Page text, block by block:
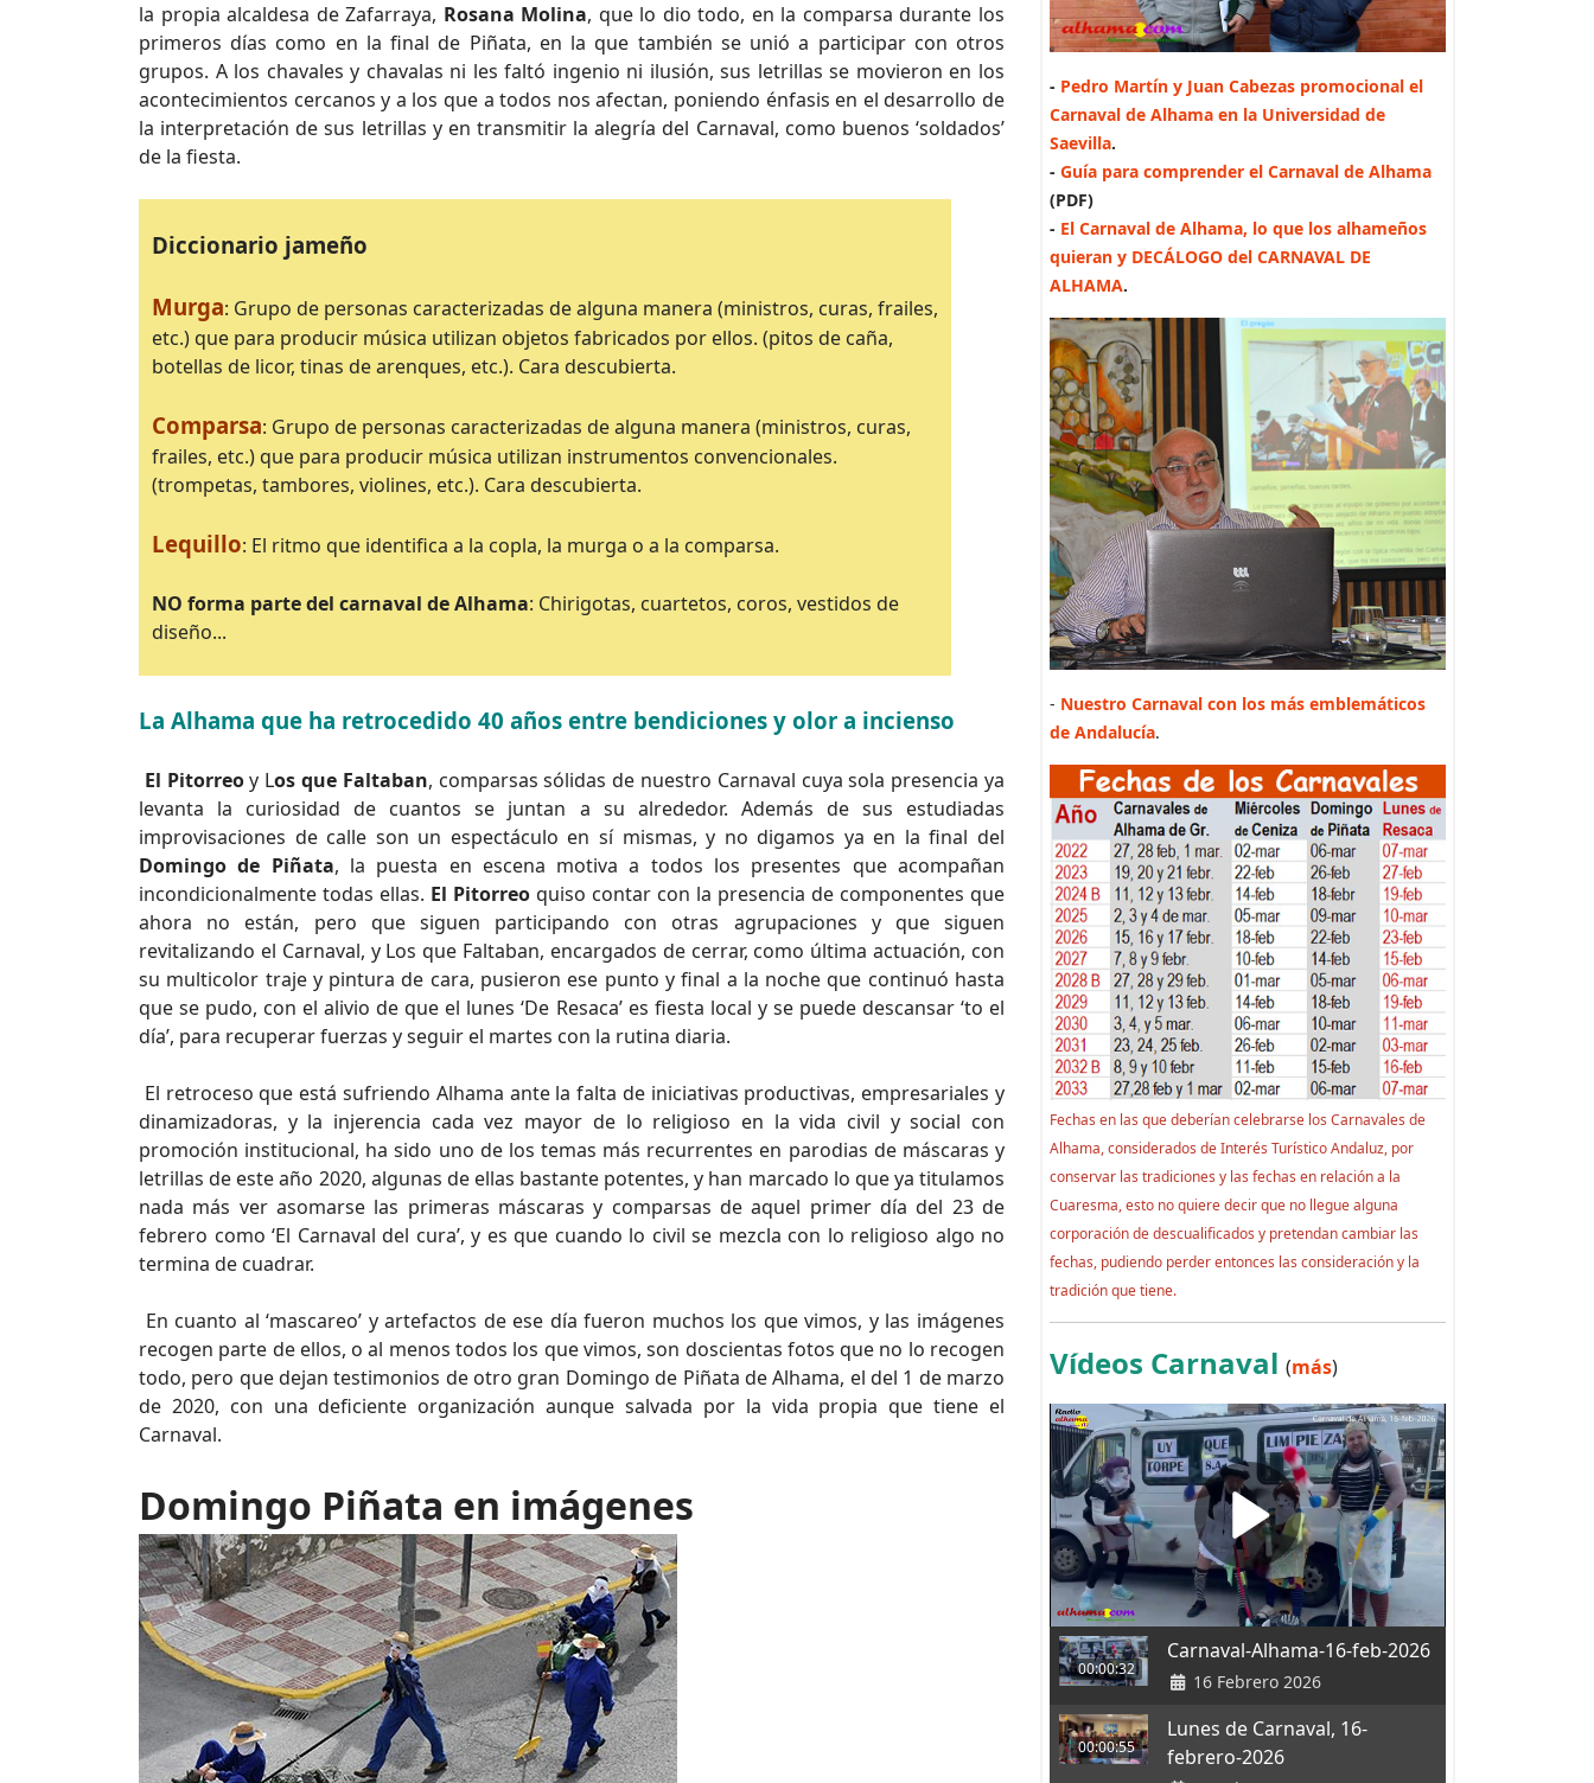
la propia alcaldesa de Zafarraya, Rosana Molina, que lo dio todo, en la comparsa durante los
primeros días como en la final de Piñata, en la que también se unió a participar con otros
grupos. A los chavales y chavalas ni les faltó ingenio ni ilusión, sus letrillas se movieron en los
acontecimientos cercanos y a los que a todos nos afectan, poniendo énfasis en el desarrollo de
la interpretación de sus letrillas y en transmitir la alegría del Carnaval, como buenos ‘soldados’
de la fiesta.
Diccionario jameño
Murga: Grupo de personas caracterizadas de alguna manera (ministros, curas, frailes,
etc.) que para producir música utilizan objetos fabricados por ellos. (pitos de caña,
botellas de licor, tinas de arenques, etc.). Cara descubierta.
Comparsa: Grupo de personas caracterizadas de alguna manera (ministros, curas,
frailes, etc.) que para producir música utilizan instrumentos convencionales.
(trompetas, tambores, violines, etc.). Cara descubierta.
Lequillo: El ritmo que identifica a la copla, la murga o a la comparsa.
NO forma parte del carnaval de Alhama: Chirigotas, cuartetos, coros, vestidos de
diseño...
La Alhama que ha retrocedido 40 años entre bendiciones y olor a incienso
El Pitorreoy Los que Faltaban, comparsas sólidas de nuestro Carnaval cuya sola presencia ya
levanta la curiosidad de cuantos se juntan a su alrededor. Además de sus estudiadas
improvisaciones de calle son un espectáculo en sí mismas, y no digamos ya en la final del
Domingo de Piñata, la puesta en escena motiva a todos los presentes que acompañan
incondicionalmente todas ellas. El Pitorreo quiso contar con la presencia de componentes que
ahora no están, pero que siguen participando con otras agrupaciones y que siguen
revitalizando el Carnaval, y Los que Faltaban, encargados de cerrar, como última actuación, con
su multicolor traje y pintura de cara, pusieron ese punto y final a la noche que continuó hasta
que se pudo, con el alivio de que el lunes ‘De Resaca’ es fiesta local y se puede descansar ‘to el
día’, para recuperar fuerzas y seguir el martes con la rutina diaria.
El retroceso que está sufriendo Alhama ante la falta de iniciativas productivas, empresariales y
dinamizadoras, y la injerencia cada vez mayor de lo religioso en la vida civil y social con
promoción institucional, ha sido uno de los temas más recurrentes en parodias de máscaras y
letrillas de este año 2020, algunas de ellas bastante potentes, y han marcado lo que ya titulamos
nada más ver asomarse las primeras máscaras y comparsas de aquel primer día del 23 de
febrero como ‘El Carnaval del cura’, y es que cuando lo civil se mezcla con lo religioso algo no
termina de cuadrar.
En cuanto al ‘mascareo’ y artefactos de ese día fueron muchos los que vimos, y las imágenes
recogen parte de ellos, o al menos todos los que vimos, son doscientas fotos que no lo recogen
todo, pero que dejan testimonios de otro gran Domingo de Piñata de Alhama, el del 1 de marzo
de 2020, con una deficiente organización aunque salvada por la vida propia que tiene el
Carnaval.
Domingo Piñata en imágenes
- Pedro Martín y Juan Cabezas promocional el
Carnaval de Alhama en la Universidad de
Saevilla.
- Guía para comprender el Carnaval de Alhama
(PDF)
- El Carnaval de Alhama, lo que los alhameños
quieran y DECÁLOGO del CARNAVAL DE
ALHAMA.
- Nuestro Carnaval con los más emblemáticos
de Andalucía.
Fechas en las que deberían celebrarse los Carnavales de
Alhama, considerados de Interés Turístico Andaluz, por
conservar las tradiciones y las fechas en relación a la
Cuaresma, esto no quiere decir que no llegue alguna
corporación de descualificados y pretendan cambiar las
fechas, pudiendo perder entonces las consideración y la
tradición que tiene.
Vídeos Carnaval (más)
00:00:32
Carnaval-Alhama-16-feb-2026
16 Febrero 2026
00:00:55
Lunes de Carnaval, 16-
febrero-2026